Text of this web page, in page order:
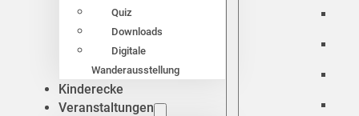
Quiz
Downloads
Digitale
Wanderausstellung
Kinderecke
Veranstaltungen